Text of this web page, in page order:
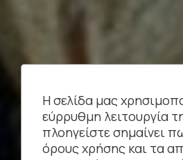
Η σελίδα μας
εύρρυθμη λειτουργία
πλοηγείστε σημαίνει
όρους χρήσης και τα